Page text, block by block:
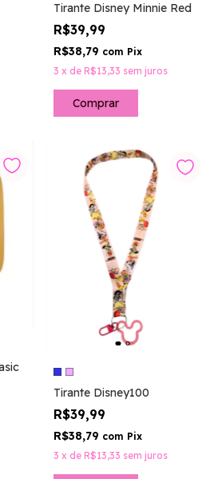
Tirante Disney Minnie Red
R$39,99
R$38,79 com Pix
3 x de R$13,33 sem juros
Tirante Disney100
R$39,99
R$38,79 com Pix
3 x de R$13,33 sem juros